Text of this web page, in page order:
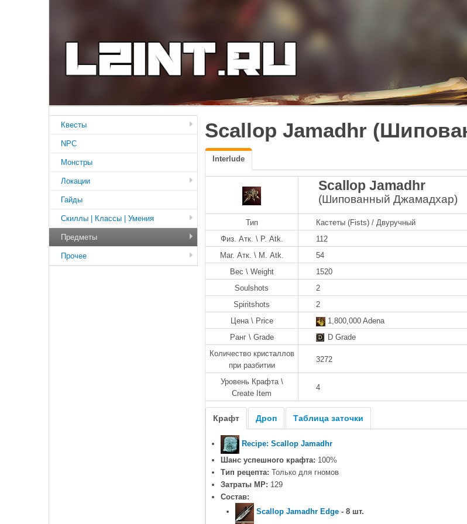
Scallop Jamadhr
Interlude
Scallop Jamadhr
(Шипованный Джамадхар)
Тип
Кастеты (Fists) / Двуручный
Физ. Атк. \ P. Atk.
112
Маг. Атк. \ M. Atk.
54
Вес \ Weight
1520
Soulshots
2
Spiritshots
2
Цена \ Price
1,800,000 Adena
Ранг \ Grade
D Grade
Количество кристаллов
при разбитии
3272
Уровень Крафта \
Create Item
4
Крафт Дроп Таблица заточки
Recipe: Scallop Jamadhr
Шанс успешного крафта: 100%
Тип рецепта: Только для гномов
Затраты MP: 129
Состав:
Scallop Jamadhr Edge - 8 шт.
Квесты
NPC
Монстры
Локации
Гайды
Скиллы | Классы | Умения
Предметы
Прочее